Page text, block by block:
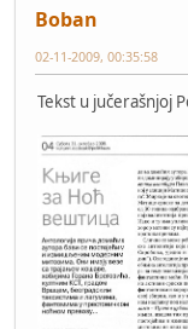
Boban
02-11-2009, 00:35:58
Tekst u jučerašnjoj